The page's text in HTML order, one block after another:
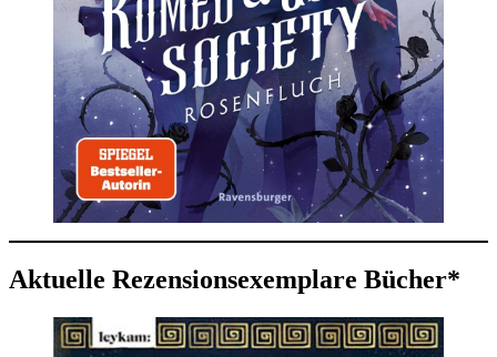
Aktuelle Rezensionsexemplare Bücher*